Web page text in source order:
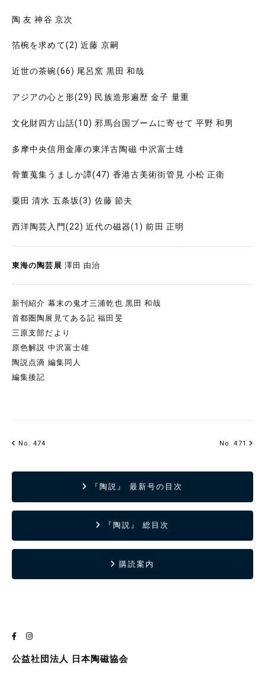
陶 友 神谷 京次
箔椀を求めて(2) 近藤 京嗣
近世の茶碗(66) 尾呂窯 黒田 和哉
アジアの心と形(29) 民族造形遍歴 金子 量重
文化財四方山話(10) 邪馬台国ブームに寄せて 平野 和男
多摩中央信用金庫の東洋古陶磁 中沢富士雄
骨董蒐集うましか譚(47) 香港古美術街管見 小松 正衛
粟田 清水 五条坂(3) 佐藤 節夫
西洋陶芸入門(22) 近代の磁器(1) 前田 正明
東海の陶芸展 澤田 由治
新刊紹介 幕末の鬼才三浦乾也 黒田 和哉
首都圏陶展見てある記 福田旻
三原支部だより
原色解説 中沢富士雄
陶説点滴 編集同人
編集後記
No. 474 No. 471
『陶説』 最新号の目次
『陶説』 総目次
購読案内
公益社団法人 日本陶磁協会